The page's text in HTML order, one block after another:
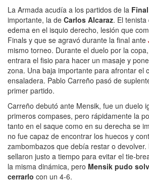
La Armada acudía a los partidos de la
importante, la de Carlos Alcaraz. El
edema en el isquio derecho, lesión que
Finals y que se agravó durante la final ante
mismo torneo. Durante el duelo por la
entrara el fisio para hacer un masaje y
zona. Una baja importante para afrontar el
ensaladera. Pablo Carreño pasó de
primer partido.
Carreño debutó ante Mensik, fue un duelo
primeros compases, pero rápidamente la
tanto en el saque como en su derecha se
no fue capaz de encontrar los huecos y
zambombazos que debía restar o
sellaron justo a tiempo para evitar el tie-
la misma dinámica, pero Mensik pudo
cerrarlo con un 4-6.